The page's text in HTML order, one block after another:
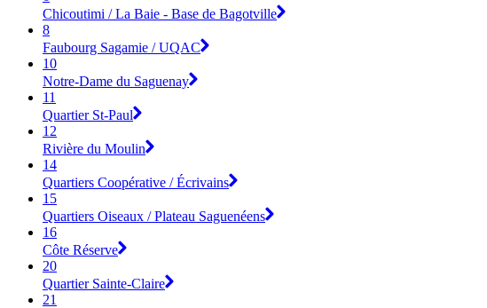
Chicoutimi / La Baie - Base de Bagotville
8
Faubourg Sagamie / UQAC
10
Notre-Dame du Saguenay
11
Quartier St-Paul
12
Rivière du Moulin
14
Quartiers Coopérative / Écrivains
15
Quartiers Oiseaux / Plateau Saguenéens
16
Côte Réserve
20
Quartier Sainte-Claire
21